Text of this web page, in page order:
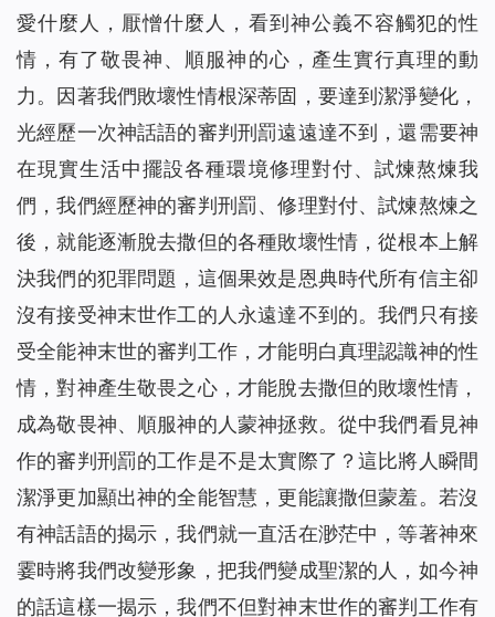
愛什麼人，厭憎什麼人，看到神公義不容觸犯的性
情，有了敬畏神、順服神的心，產生實行真理的動
力。因著我們敗壞性情根深蒂固，要達到潔淨變化，
光經歷一次神話語的審判刑罰遠遠達不到，還需要神
在現實生活中擺設各種環境修理對付、試煉熬煉我
們，我們經歷神的審判刑罰、修理對付、試煉熬煉之
後，就能逐漸脫去撒但的各種敗壞性情，從根本上解
決我們的犯罪問題，這個果效是恩典時代所有信主卻
沒有接受神末世作工的人永遠達不到的。我們只有接
受全能神末世的審判工作，才能明白真理認識神的性
情，對神產生敬畏之心，才能脫去撒但的敗壞性情，
成為敬畏神、順服神的人蒙神拯救。從中我們看見神
作的審判刑罰的工作是不是太實際了？這比將人瞬間
潔淨更加顯出神的全能智慧，更能讓撒但蒙羞。若沒
有神話語的揭示，我們就一直活在渺茫中，等著神來
霎時將我們改變形象，把我們變成聖潔的人，如今神
的話這樣一揭示，我們不但對神末世作的審判工作有